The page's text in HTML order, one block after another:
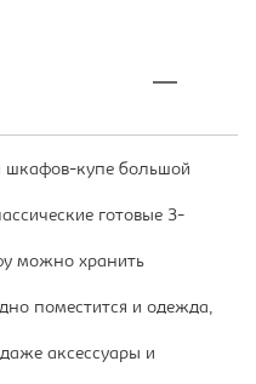
шкафов-купе большой
готовые 3-
можно хранить
поместится и одежда,
аксессуары и